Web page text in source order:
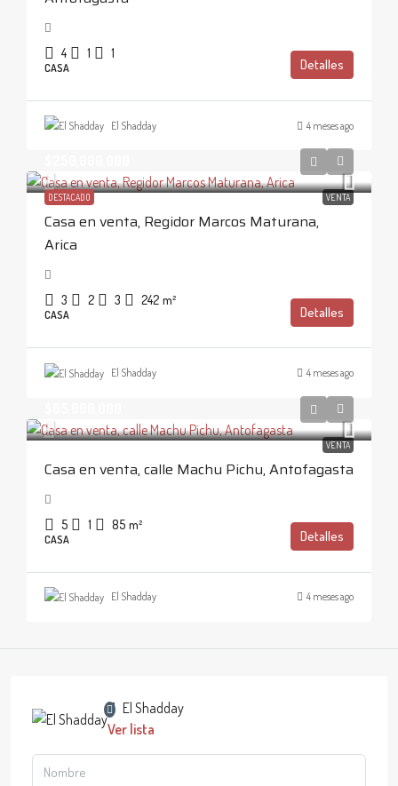
4 1 1
CASA Detalles
El Shadday 4 meses ago
DESTACADO VENTA
Casa en venta, Regidor Marcos Maturana,
Arica
3 2 3 242 m²
CASA Detalles
El Shadday 4 meses ago
VENTA
Casa en venta, calle Machu Pichu, Antofagasta
5 1 85 m²
CASA Detalles
El Shadday 4 meses ago
El Shadday
Ver lista